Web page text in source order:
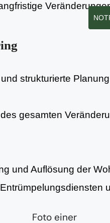
strukturierte
gesamten
und Auflösung der